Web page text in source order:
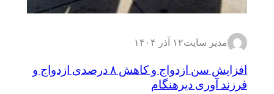
مدیر سایت۱۲ آذر ۱۴۰۴
افزایش سن ازدواج و کاهش ۸ درصدی ازدواج و
فرزند آوری دیرهنگام